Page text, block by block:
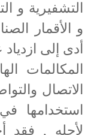
التشفيرية و
و الأقمار
أدى إلى
المكالمات
الاتصال
استخدامها
لأجله , فقد